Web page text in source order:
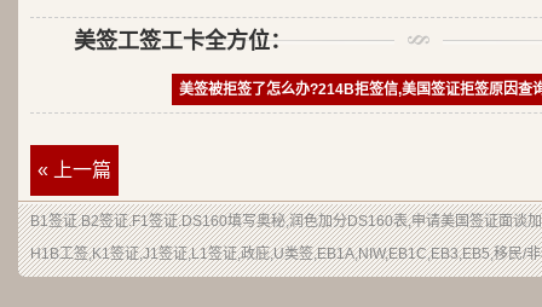
美签工签工卡全方位：
美签被拒签了怎么办?214B拒签信,美国签证拒签原因查
« 上一篇
B1签证.B2签证.F1签证.DS160填写奥秘,润色加分DS160表,申请美国签证面谈
H1B工签,K1签证,J1签证,L1签证,政庇,U类签,EB1A,NIW,EB1C,EB3,EB5,移民/